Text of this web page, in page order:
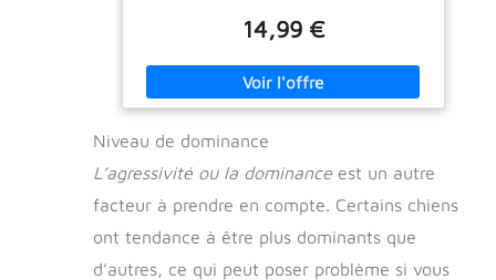
de groupe | Agility & Clicker |
14,99 €
Niveau de dominance
L’agressivité ou la dominance est un autre
facteur à prendre en compte. Certains chiens
ont tendance à être plus dominants que
d’autres, ce qui peut poser problème si vous